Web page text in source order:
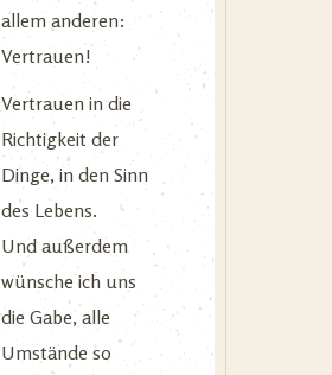
allem anderen:
Vertrauen!
Vertrauen in die
Richtigkeit der
Dinge, in den Sinn
des Lebens.
Und außerdem
wünsche ich uns
die Gabe, alle
Umstände so